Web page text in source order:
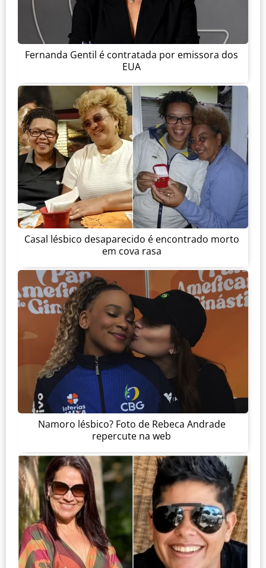
Fernanda Gentil é contratada por emissora dos
EUA
Casal lésbico desaparecido é encontrado morto
em cova rasa
Namoro lésbico? Foto de Rebeca Andrade
repercute na web